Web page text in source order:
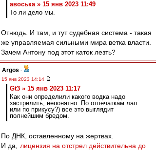
авоська » 15 янв 2023 11:49
То ли дело мы.
Отнюдь. И там, и тут судебная система - такая
же управляемая сильными мира ветка власти.
Зачем Антону под этот каток лезть?
Argos -
15 янв 2023 14:14
Gt3 » 15 янв 2023 11:17
Как они определили какого водка надо
застрелить, непонятно. По отпечаткам лап
или по прикусу?) все это выглядит
полнейшим бредом.
По ДНК, оставленному на жертвах.
И да,
лицензия на отстрел действительна до